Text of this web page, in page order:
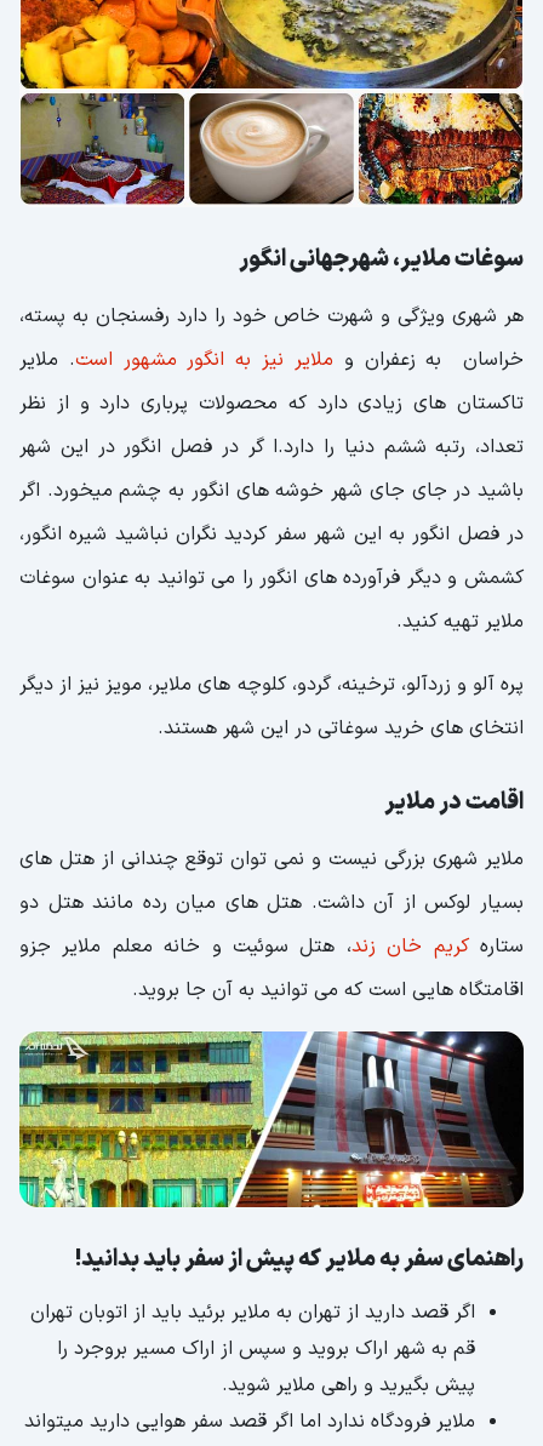
سوغات ملایر، شهرجهانی انگور
هر شهری ویژگی و شهرت خاص خود را دارد رفسنجان به پسته،
خراسان به زعفران و ملایر نیز به انگور مشهور است. ملایر
تاکستان های زیادی دارد که محصولات پرباری دارد و از نظر
تعداد، رتبه ششم دنیا را دارد.ا گر در فصل انگور در این شهر
باشید در جای جای شهر خوشه های انگور به چشم میخورد. اگر
در فصل انگور به این شهر سفر کردید نگران نباشید شیره انگور،
کشمش و دیگر فرآورده های انگور را می توانید به عنوان سوغات
ملایر تهیه کنید.
پره آلو و زردآلو، ترخینه، گردو، کلوچه های ملایر، مویز نیز از دیگر
انتخای های خرید سوغاتی در این شهر هستند.
اقامت در ملایر
ملایر شهری بزرگی نیست و نمی توان توقع چندانی از هتل های
بسیار لوکس از آن داشت. هتل های میان رده مانند هتل دو
ستارهکریم خان زند، هتل سوئیت و خانه معلم ملایر جزو
اقامتگاه هایی است که می توانید به آن جا بروید.
راهنمای سفر به ملایر که پیش از سفر باید بدانید!
اگر قصد دارید از تهران به ملایر برئید باید از اتوبان تهران
قم به شهر اراک بروید و سپس از اراک مسیر بروجرد را
پیش بگیرید و راهی ملایر شوید.
ملایر فرودگاه ندارد اما اگر قصد سفر هوایی دارید میتواند